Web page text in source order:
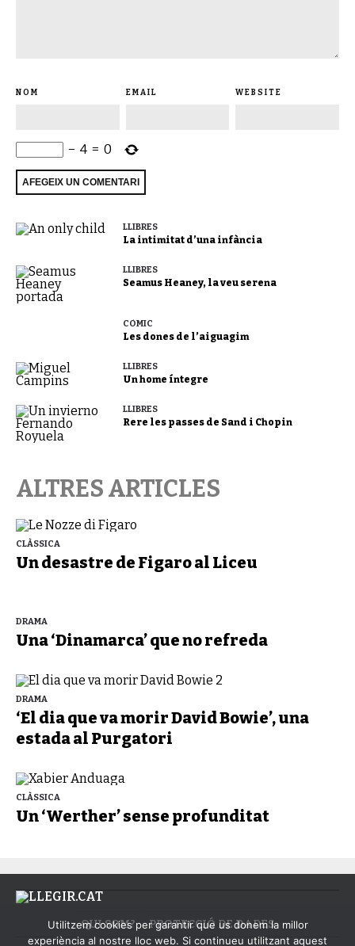
NOM EMAIL WEBSITE
− 4 = 0
LLIBRES
La intimitat d’una infància
LLIBRES
Seamus Heaney, la veu serena
CÒMIC
Les dones de l’aiguagim
LLIBRES
Un home íntegre
LLIBRES
Rere les passes de Sand i Chopin
ALTRES ARTICLES
CLÀSSICA
Un desastre de Figaro al Liceu
DRAMA
Una ‘Dinamarca’ que no refreda
DRAMA
‘El dia que va morir David Bowie’, una
estada al Purgatori
CLÀSSICA
Un ‘Werther’ sense profunditat
QUI SOM? PROTECCIÓ DE DADES
Utilitzem cookies per garantir que us donem la millor
experiència al nostre lloc web. Si continueu utilitzant aquest